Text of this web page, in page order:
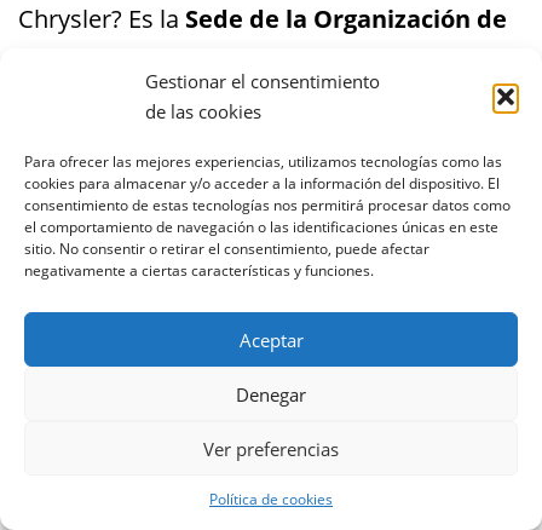
Gestionar el consentimiento
de las cookies
Para ofrecer las mejores experiencias, utilizamos tecnologías como las
cookies para almacenar y/o acceder a la información del dispositivo. El
consentimiento de estas tecnologías nos permitirá procesar datos como
el comportamiento de navegación o las identificaciones únicas en este
sitio. No consentir o retirar el consentimiento, puede afectar
negativamente a ciertas características y funciones.
Aceptar
Denegar
Ver preferencias
Política de cookies
Chrysler? Es la Sede de la Organización de
puedes pasees por aquella zona que también